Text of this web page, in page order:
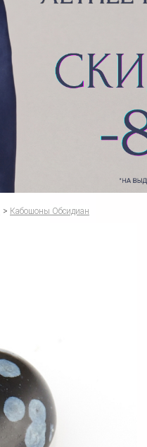
> Кабошоны Обсидиан